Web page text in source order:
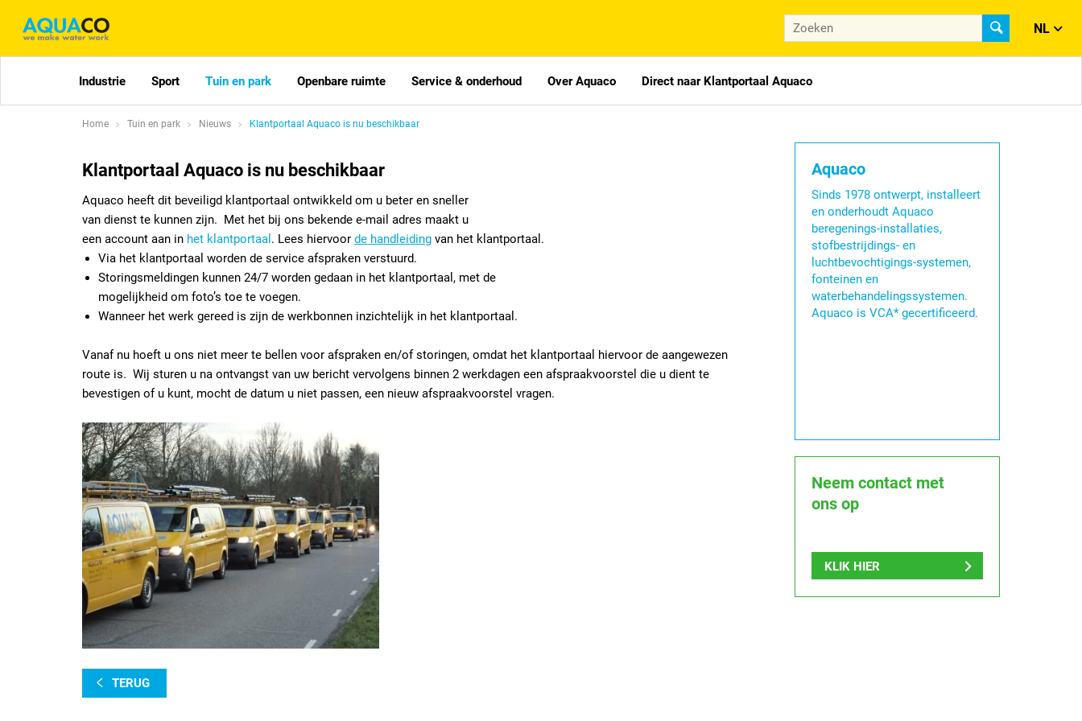
NL
Industrie Sport Tuin en park Openbare ruimte Service & onderhoud Over Aquaco Direct naar Klantportaal Aquaco
Home Tuin en park Nieuws Klantportaal Aquaco is nu beschikbaar
Klantportaal Aquaco is nu beschikbaar
Aquaco heeft dit beveiligd klantportaal ontwikkeld om u beter en sneller
van dienst te kunnen zijn. Met het bij ons bekende e-mail adres maakt u
een account aan in het klantportaal . Lees hiervoor de handleiding van het klantportaal.
Via het klantportaal worden de service afspraken verstuurd.
Storingsmeldingen kunnen 24/7 worden gedaan in het klantportaal, met de
mogelijkheid om foto’s toe te voegen.
Wanneer het werk gereed is zijn de werkbonnen inzichtelijk in het klantportaal.
Vanaf nu hoeft u ons niet meer te bellen voor afspraken en/of storingen, omdat het klantportaal hiervoor de aangewezen
route is. Wij sturen u na ontvangst van uw bericht vervolgens binnen 2 werkdagen een afspraakvoorstel die u dient te
bevestigen of u kunt, mocht de datum u niet passen, een nieuw afspraakvoorstel vragen.
TERUG
Aquaco
Sinds 1978 ontwerpt, installeert
en onderhoudt Aquaco
beregenings-installaties,
stofbestrijdings- en
luchtbevochtigings-systemen,
fonteinen en
waterbehandelingssystemen.
Aquaco is VCA* gecertificeerd.
Neem contact met
ons op
KLIK HIER